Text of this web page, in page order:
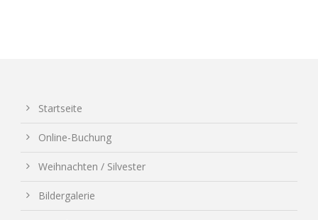
Startseite
Online-Buchung
Weihnachten / Silvester
Bildergalerie